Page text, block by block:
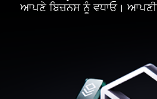
ਆਪਣੇ ਬਿਜ਼ਨਸ ਨੂੰ ਵਧਾਓ।